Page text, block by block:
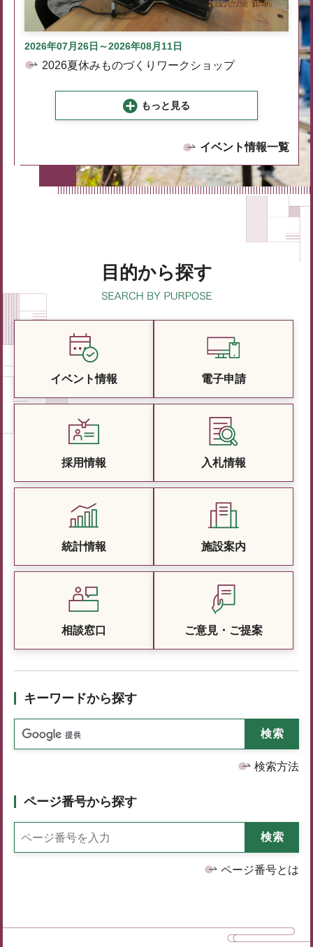
2026年07月26日～2026年08月11日
2026夏休みものづくりワークショップ
もっと見る
イベント情報一覧
目的から探す
イベント情報 電子申請
採用情報 入札情報
統計情報 施設案内
相談窓口 ご意見・ご提案
キーワードから探す
検索方法
ページ番号から探す
ページ番号とは